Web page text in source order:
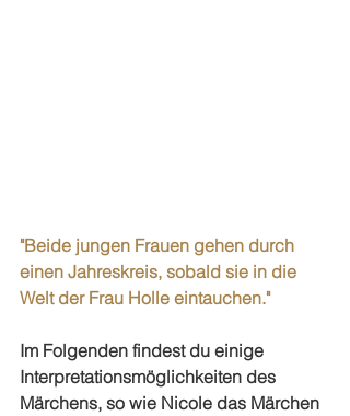
"Beide jungen Frauen gehen durch
einen Jahreskreis, sobald sie in die
Welt der Frau Holle eintauchen."
Im Folgenden findest du einige
Interpretationsmöglichkeiten des
Märchens, so wie Nicole das Märchen